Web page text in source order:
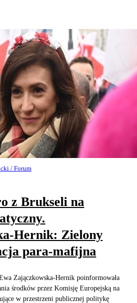
/ Forum
z Brukseli na
Hernik: Zielony
para-mafijna
Zajączkowska-Hernik poinformowała
środków przez Komisję Europejską na
w przestrzeni publicznej politykę